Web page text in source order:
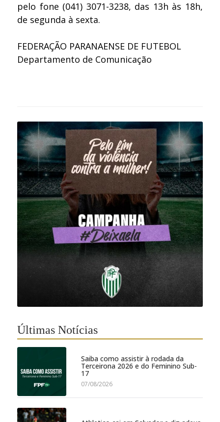
pelo fone (041) 3071-3238, das 13h às 18h,
de segunda à sexta.
FEDERAÇÃO PARANAENSE DE FUTEBOL
Departamento de Comunicação
Últimas Notícias
Saiba como assistir à rodada da
Terceirona 2026 e do Feminino Sub-
17
07/08/2026